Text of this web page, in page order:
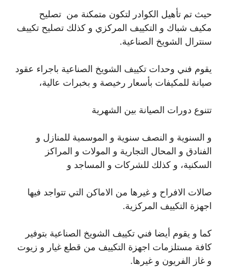
حيث تم تأهيل الكوادر لتكون متمكنة من تصليح
مكيف شباك و التكييف المركزي و كذلك تصليح تكييف
سنترال الشويخ الصناعية.
يقوم فني وحدات تكييف الشويخ الصناعية باجراء عقود
صيانة للمكيفات بأسعار رخيصة و بخبرات عالية،
تتنوع دورات الصيانة بين الشهرية
و السنوية و النصف سنوية و الموسمية للمنازل و
الفنادق و المحال التجارية و المولات و المراكز
السكنية، و كذلك للشركات و المساجد و
صالات الافراح و غيرها من الاماكن التي تتواجد فيها
اجهزة التكييف المركزية.
كما و يقوم أيضا فني تكييف الشويخ الصناعية بتوفير
كافة مستلزمات اجهزة التكييف من قطع غيار و زيوت
و غاز الفريون و غيرها.